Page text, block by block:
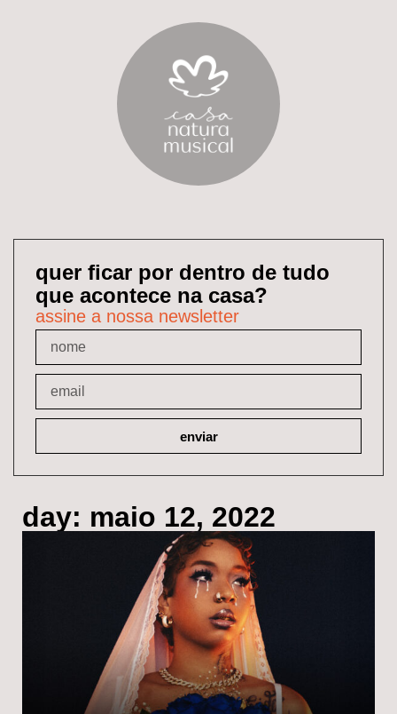
quer ficar por dentro de tudo
que acontece na casa?
assine a nossa newsletter
enviar
day: maio 12, 2022